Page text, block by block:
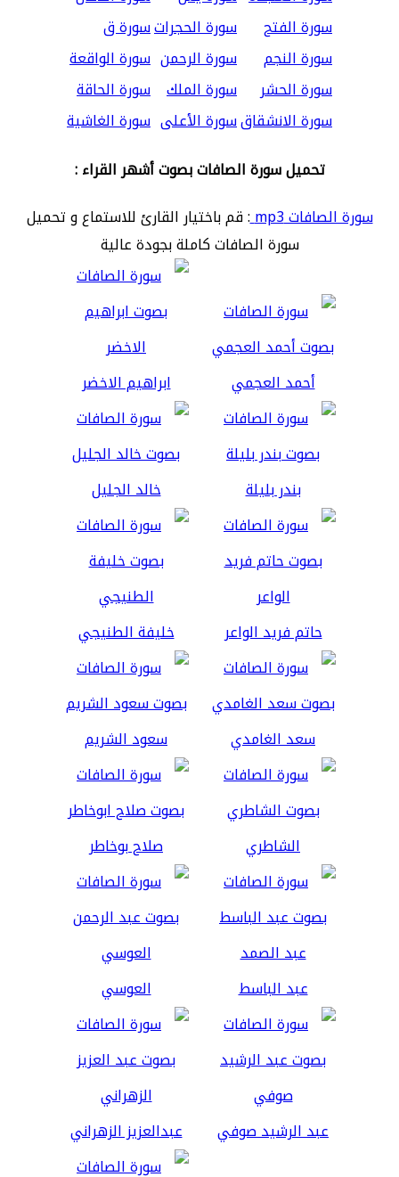
سورة الفتح
سورة الحجراتسورة ق
سورة النجم
سورة الرحمن سورة الواقعة
سورة الحشر
سورة الملك سورة الحاقة
سورة الانشقاقسورة الأعلى سورة الغاشية
تحميل سورة الصافات بصوت أشهر القراء :
سورة الصافات mp3
: قم باختيار القارئ للاستماع و تحميل
سورة الصافات كاملة بجودة عالية
أحمد العجمي ابراهيم الاخضر
بندر بليلة خالد الجليل
حاتم فريد الواعر خليفة الطنيجي
سعد الغامدي سعود الشريم
الشاطري صلاح بوخاطر
عبد الباسط العوسي
عبد الرشيد صوفي عبدالعزيز الزهراني